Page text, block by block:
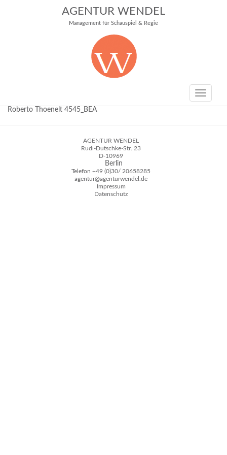
AGENTUR WENDEL
Management für Schauspiel & Regie
Toggle
Roberto Thoenelt 4545_BEA
AGENTUR WENDEL
Rudi-Dutschke-Str. 23
D-10969
Berlin
Telefon +49 (0)30/ 20658285
agentur@agenturwendel.de
Impressum
Datenschutz